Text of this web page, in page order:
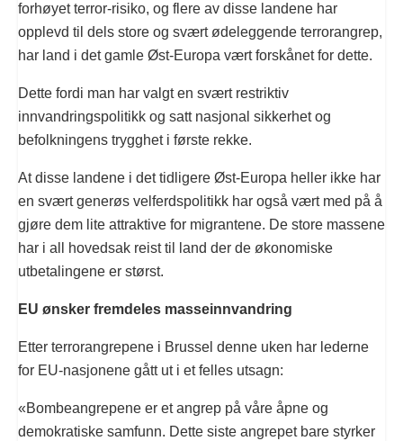
forhøyet terror-risiko, og flere av disse landene har
opplevd til dels store og svært ødeleggende terrorangrep,
har land i det gamle Øst-Europa vært forskånet for dette.
Dette fordi man har valgt en svært restriktiv
innvandringspolitikk og satt nasjonal sikkerhet og
befolkningens trygghet i første rekke.
At disse landene i det tidligere Øst-Europa heller ikke har
en svært generøs velferdspolitikk har også vært med på å
gjøre dem lite attraktive for migrantene. De store massene
har i all hovedsak reist til land der de økonomiske
utbetalingene er størst.
EU ønsker fremdeles masseinnvandring
Etter terrorangrepene i Brussel denne uken har lederne
for EU-nasjonene gått ut i et felles utsagn:
«Bombeangrepene er et angrep på våre åpne og
demokratiske samfunn. Dette siste angrepet bare styrker